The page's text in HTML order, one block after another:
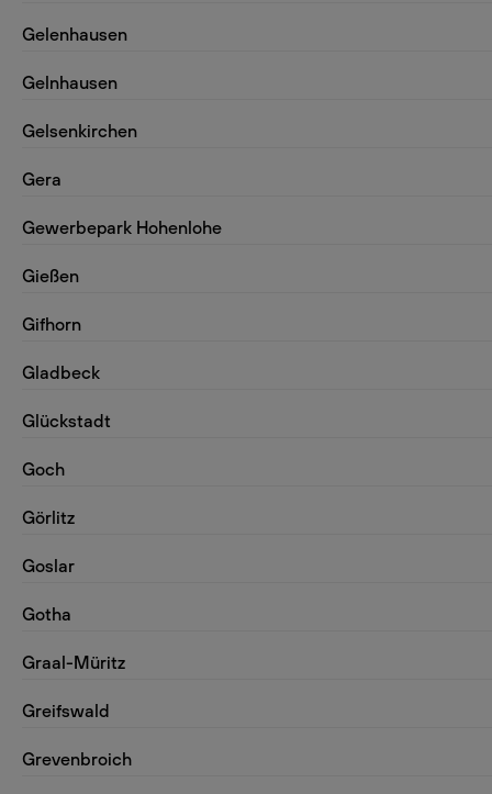
Gelenhausen
Gelnhausen
Gelsenkirchen
Gera
Gewerbepark Hohenlohe
Gießen
Gifhorn
Gladbeck
Glückstadt
Goch
Görlitz
Goslar
Gotha
Graal-Müritz
Greifswald
Grevenbroich